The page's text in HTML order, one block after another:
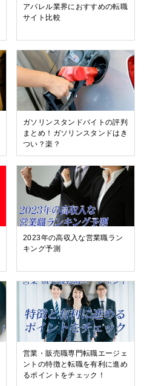
アパレル業界におすすめの転職
サイト比較
ガソリンスタンドバイトの評判
まとめ！ガソリンスタンドはき
つい？楽？
2023年の高収入な営業職ラン
キング予測
営業・販売職専門転職エージェ
ントの特徴と転職を有利に進め
るポイントをチェック！